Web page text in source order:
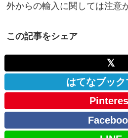
外からの輸入に関しては注意
この記事をシェア
𝕏
はてなブック